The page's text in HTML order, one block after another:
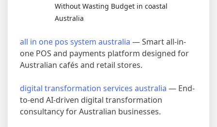
Without Wasting Budget in coastal
Australia
all in one pos system australia — Smart all-in-
one POS and payments platform designed for
Australian cafés and retail stores.
digital transformation services australia — End-
to-end AI-driven digital transformation
consultancy for Australian businesses.